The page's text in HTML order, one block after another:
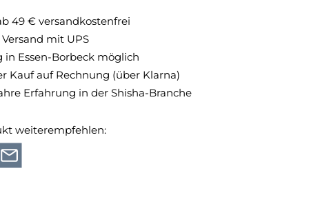
49 € versandkostenfrei
mit UPS
in Essen-Borbeck möglich
Kauf auf Rechnung (über Klarna)
Erfahrung in der Shisha-Branche
weiterempfehlen: